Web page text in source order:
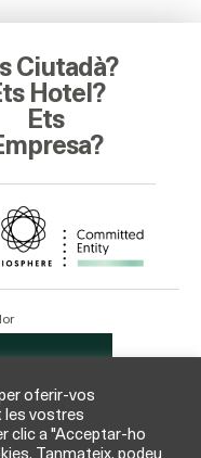
Ciutadà?
Hotel?
Ets
oferir-vos
les vostres
clic a "Acceptar-ho
Tanmateix, podeu